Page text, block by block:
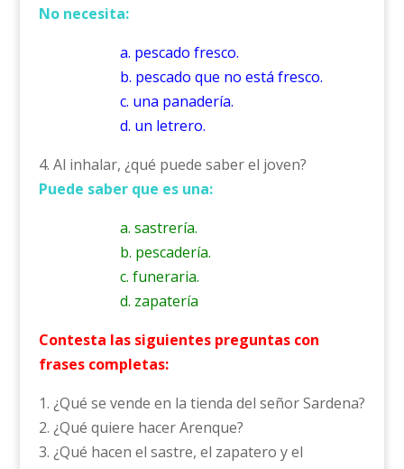
No necesita:
a. pescado fresco.
b. pescado que no está fresco.
c. una panadería.
d. un letrero.
4. Al inhalar, ¿qué puede saber el joven?
Puede saber que es una:
a. sastrería.
b. pescadería.
c. funeraria.
d. zapatería
Contesta las siguientes preguntas con
frases completas:
1. ¿Qué se vende en la tienda del señor Sardena?
2. ¿Qué quiere hacer Arenque?
3. ¿Qué hacen el sastre, el zapatero y el